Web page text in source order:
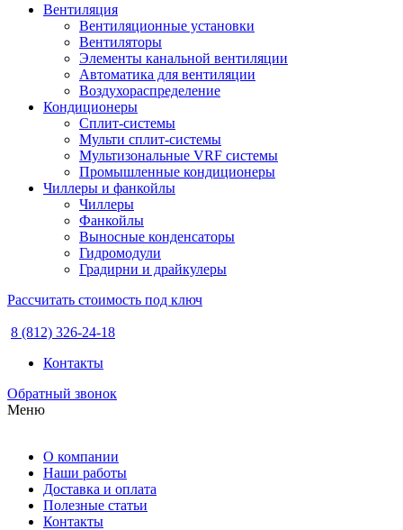
Вентиляция
Вентиляционные установки
Вентиляторы
Элементы канальной вентиляции
Автоматика для вентиляции
Воздухораспределение
Кондиционеры
Сплит-системы
Мульти сплит-системы
Мультизональные VRF системы
Промышленные кондиционеры
Чиллеры и фанкойлы
Чиллеры
Фанкойлы
Выносные конденсаторы
Гидромодули
Градирни и драйкулеры
Рассчитать стоимость под ключ
8 (812) 326-24-18
Контакты
Обратный звонок
Меню
О компании
Наши работы
Доставка и оплата
Полезные статьи
Контакты